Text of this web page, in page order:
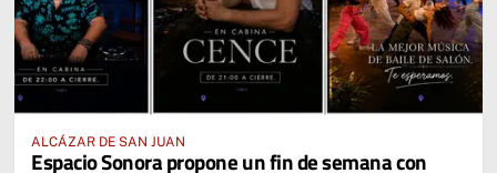
ALCÁZAR DE SAN JUAN
Espacio Sonora propone un fin de semana con